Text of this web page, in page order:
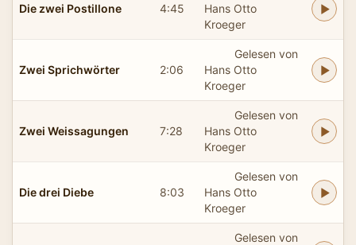
Die zwei Postillone 4:45
Hans Otto
Kroeger
Zwei Sprichwörter 2:06
Gelesen von
Hans Otto
Kroeger
Zwei Weissagungen 7:28
Gelesen von
Hans Otto
Kroeger
Die drei Diebe 8:03
Gelesen von
Hans Otto
Kroeger
Gelesen von